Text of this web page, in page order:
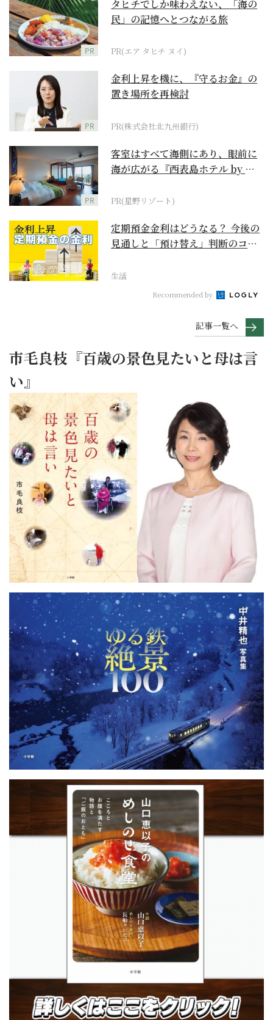
PR
タヒチでしか味わえない、「海の
民」の記憶へとつながる旅
PR(エア タヒチ ヌイ)
PR
金利上昇を機に、『守るお金』の
置き場所を再検討
PR(株式会社北九州銀行)
PR
客室はすべて海側にあり、眼前に
海が広がる『西表島ホテル by 星
PR(星野リゾート)
定期預金金利はどうなる？ 今後の
見通しと「預け替え」判断のコツ
生活
Recommended by
記事一覧へ
市毛良枝『百歳の景色見たいと母は言
い』